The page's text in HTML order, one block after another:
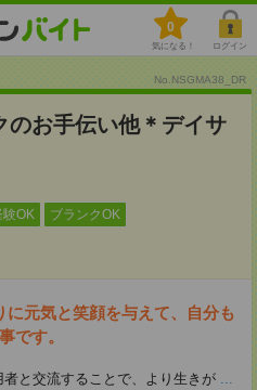
0
気になる！ ログイン
No.NSGMA38_DR
のお手伝い他＊デイサ
験OK ブランクOK
元気と笑顔を与えて、自分も
です。
と交流することで、より生きが ...